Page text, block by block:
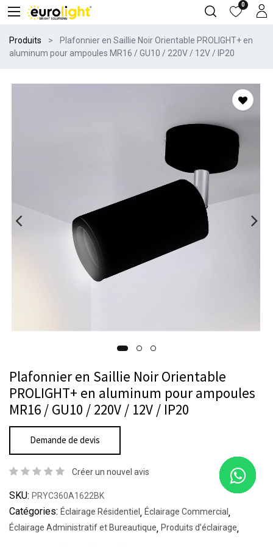
0
Produits
Plafonnier en Saillie Noir Orientable PROLIGHT+ en
aluminum pour ampoules MR16 / GU10 / 220V / 12V / IP20
Plafonnier en Saillie Noir Orientable
PROLIGHT+ en aluminum pour ampoules
MR16 / GU10 / 220V / 12V / IP20
Demande de devis
Créer un nouvel avis
SKU: PRYC360A1622BK
Catégories: Éclairage Résidentiel , Éclairage Commercial ,
Éclairage Administratif et Bureautique, Produits d’éclairage,